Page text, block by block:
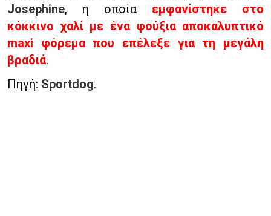
Josephine, η οποία εμφανίστηκε στο
κόκκινο χαλί με ένα φούξια αποκαλυπτικό
maxi φόρεμα που επέλεξε για τη μεγάλη
βραδιά.
Πηγή: Sportdog.